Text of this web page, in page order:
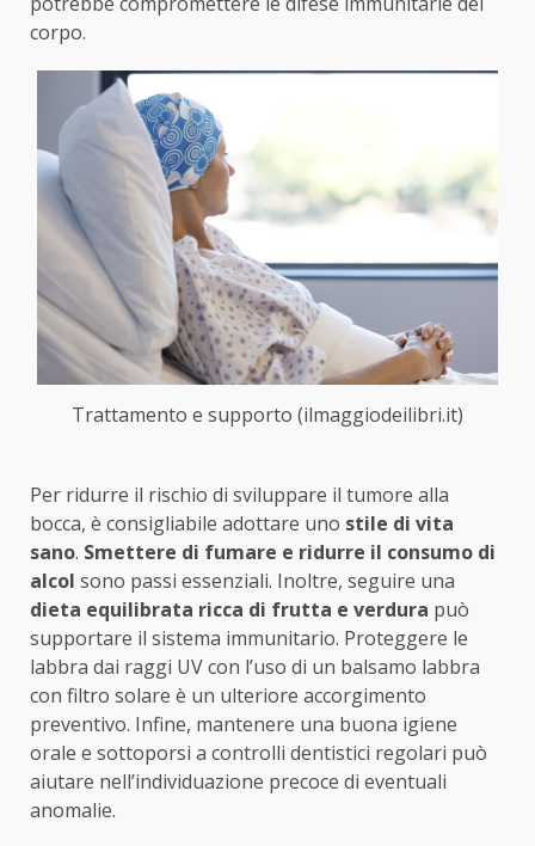
corpo.
Trattamento e supporto (ilmaggiodeilibri.it)
Per ridurre il rischio di sviluppare il tumore alla
bocca, è consigliabile adottare uno stile di vita
sano. Smettere di fumare e ridurre il consumo di
alcol sono passi essenziali. Inoltre, seguire una
dieta equilibrata ricca di frutta e verdura può
supportare il sistema immunitario. Proteggere le
labbra dai raggi UV con l’uso di un balsamo labbra
con filtro solare è un ulteriore accorgimento
preventivo. Infine, mantenere una buona igiene
orale e sottoporsi a controlli dentistici regolari può
aiutare nell’individuazione precoce di eventuali
anomalie.